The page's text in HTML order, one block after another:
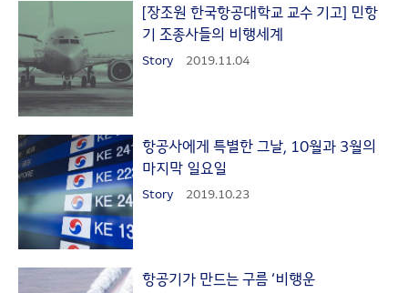
[장조원 한국항공대학교 교수 기고] 민항
기 조종사들의 비행세계
Story 2019.11.04
항공사에게 특별한 그날, 10월과 3월의
마지막 일요일
Story 2019.10.23
항공기가 만드는 구름 ‘비행운